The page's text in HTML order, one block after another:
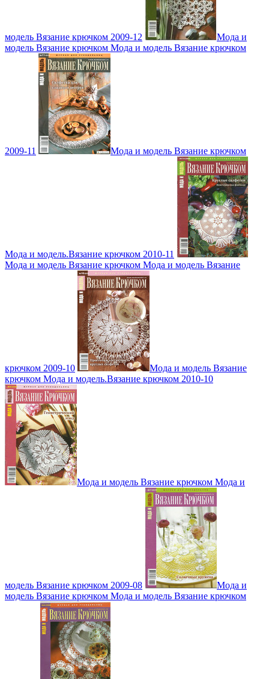
модель Вязание крючком 2009-12
Мода и
модель Вязание крючком Мода и модель Вязание крючком
2009-11 Мода и модель Вязание крючком
Мода и модель.Вязание крючком 2010-11
Мода и модель Вязание крючком Мода и модель Вязание
крючком 2009-10
Мода и модель Вязание
крючком Мода и модель.Вязание крючком 2010-10
Мода и модель Вязание крючком Мода и
модель Вязание крючком 2009-08
Мода и
модель Вязание крючком Мода и модель Вязание крючком